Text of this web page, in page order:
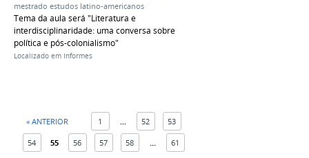
mestrado estudos latino-americanos
Tema da aula será "Literatura e
interdisciplinaridade: uma conversa sobre
política e pós-colonialismo"
Localizado em Informes
« ANTERIOR 1 52 53
54 55 56 57 58
61